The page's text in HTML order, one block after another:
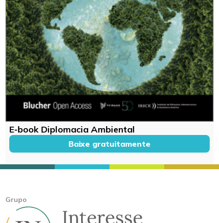
E-book Diplomacia Ambiental
Baixe gratuitamente
Grupo